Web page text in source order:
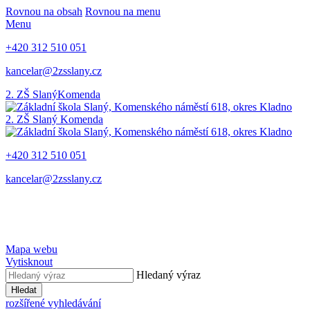
Rovnou na obsah Rovnou na menu
Menu
+420 312 510 051
kancelar@2zsslany.cz
2. ZŠ SlanýKomenda
2. ZŠ Slaný Komenda
+420 312 510 051
kancelar@2zsslany.cz
Mapa webu
Vytisknout
Hledaný výraz
Hledat
rozšířené vyhledávání